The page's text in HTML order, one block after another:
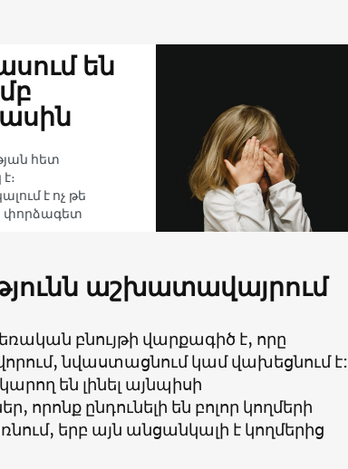
են
հետ
է ոչ թե
փորձագետ
աշխատավայրում
բնույթի վարքագիծ է, որը
նվաստացնում կամ վախեցնում է:
են լինել այնպիսի
որոնք ընդունելի են բոլոր կողմերի
երբ այն անցանկալի է կողմերից